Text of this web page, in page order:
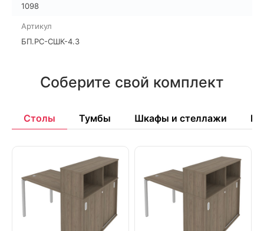
1098
Артикул
БП.РС-СШК-4.3
Соберите свой комплект
Столы Тумбы Шкафы и стеллажи